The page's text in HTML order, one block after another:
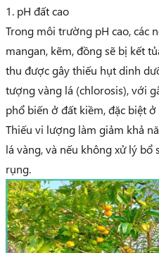
1. pH đất cao
Trong môi trường pH cao, các
mangan, kẽm, đồng sẽ bị kết
thu được gây thiếu hụt dinh
tượng vàng lá (chlorosis), với
phổ biến ở đất kiềm, đặc biệt
Thiếu vi lượng làm giảm khả
lá vàng, và nếu không xử lý
rụng.